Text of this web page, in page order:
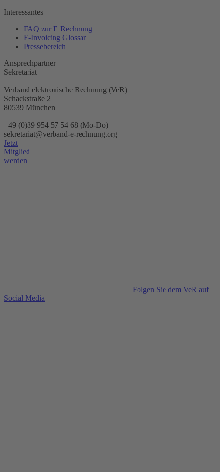
Interessantes
FAQ zur E-Rechnung
E-Invoicing Glossar
Pressebereich
Ansprechpartner
Sekretariat
Verband elektronische Rechnung (VeR)
Schackstraße 2
80539 München
+49 (0)89 954 57 54 68 (Mo-Do)
sekretariat@verband-e-rechnung.org
Jetzt
Mitglied
werden
Folgen Sie dem VeR auf
Social Media